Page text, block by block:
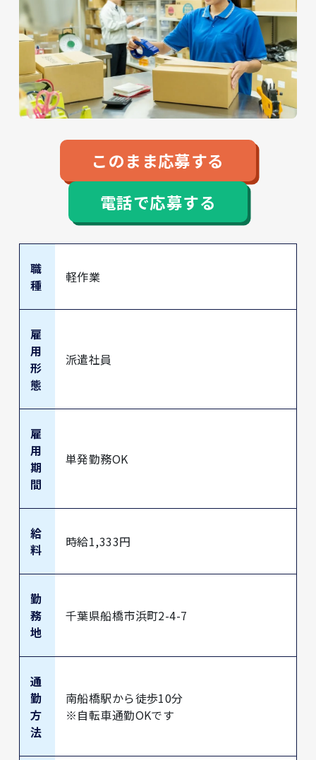
このまま応募する
電話で応募する
職
種
軽作業
雇
用
形
態
派遣社員
雇
用
期
間
単発勤務OK
給
料
時給1,333円
勤
務
地
千葉県船橋市浜町2-4-7
通
勤
方
法
南船橋駅から徒歩10分
※自転車通勤OKです